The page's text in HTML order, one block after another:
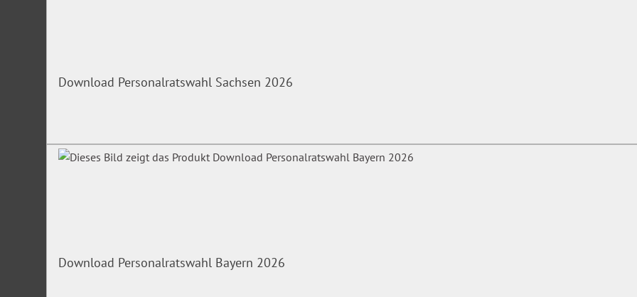
Download Personalratswahl Sachsen 2026
Download Personalratswahl Bayern 2026